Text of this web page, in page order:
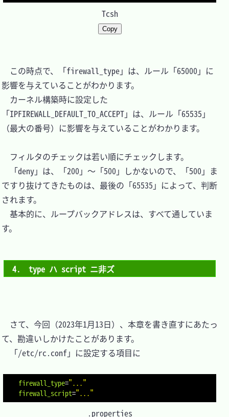
Tcsh
Copy
この時点で、「firewall_type」は、ルール「65000」に
影響を与えていることがわかります。
カーネル構築時に設定した
「IPFIREWALL_DEFAULT_TO_ACCEPT」は、ルール「65535」
（最大の番号）に影響を与えていることがわかります。
フィルタのチェックは若い順にチェックします。
「deny」は、「200」～「500」しかないので、「500」ま
ですり抜けてきたものは、最後の「65535」によって、判断
されます。
基本的に、ループバックアドレスは、すべて通していま
す。
4.　type ハ script ニ非ズ
さて、今回（2023年1月13日）、本章を書き直すにあたっ
て、勘違いしかけたことがあります。
「/etc/rc.conf」に設定する項目に
firewall_type="..."
firewall_script="..."
.properties